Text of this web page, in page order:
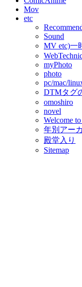
Mov
etc
Sound
MV etc)一
myPhoto
photo
pc/mac/
DTMタグ
omoshiro
novel
Welcome
年別アー
殿堂入り
Sitemap